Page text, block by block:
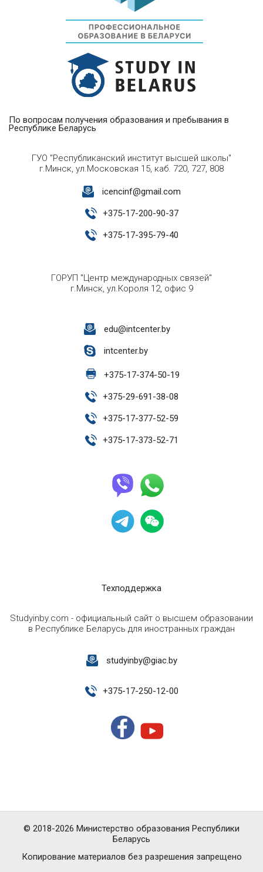
По вопросам получения образования и пребывания в
Республике Беларусь
ГУО "Республиканский институт высшей школы"
г.Минск, ул.Московская 15, каб. 720, 727, 808
icencinf@gmail.com
+375-17-200-90-37
+375-17-395-79-40
ГОРУП "Центр международных связей"
г.Минск, ул.Короля 12, офис 9
edu@intcenter.by
intcenter.by
+375-17-374-50-19
+375-29-691-38-08
+375-17-377-52-59
+375-17-373-52-71
Техподдержка
Studyinby.com - официальный сайт о высшем образовании
в Республике Беларусь для иностранных граждан
studyinby@giac.by
+375-17-250-12-00
Копирование материалов без разрешения запрещено
© 2018-2026 Министерство образования Республики
Беларусь